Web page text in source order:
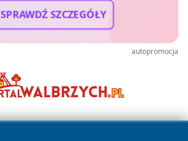
SPRAWDŹ SZCZEGÓŁY
autopromocja